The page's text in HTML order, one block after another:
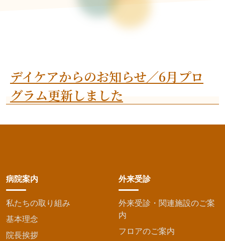
デイケアからのお知らせ／6月プロ
グラム更新しました
病院案内
私たちの取り組み
基本理念
院長挨拶
外来受診
外来受診・関連施設のご案
内
フロアのご案内